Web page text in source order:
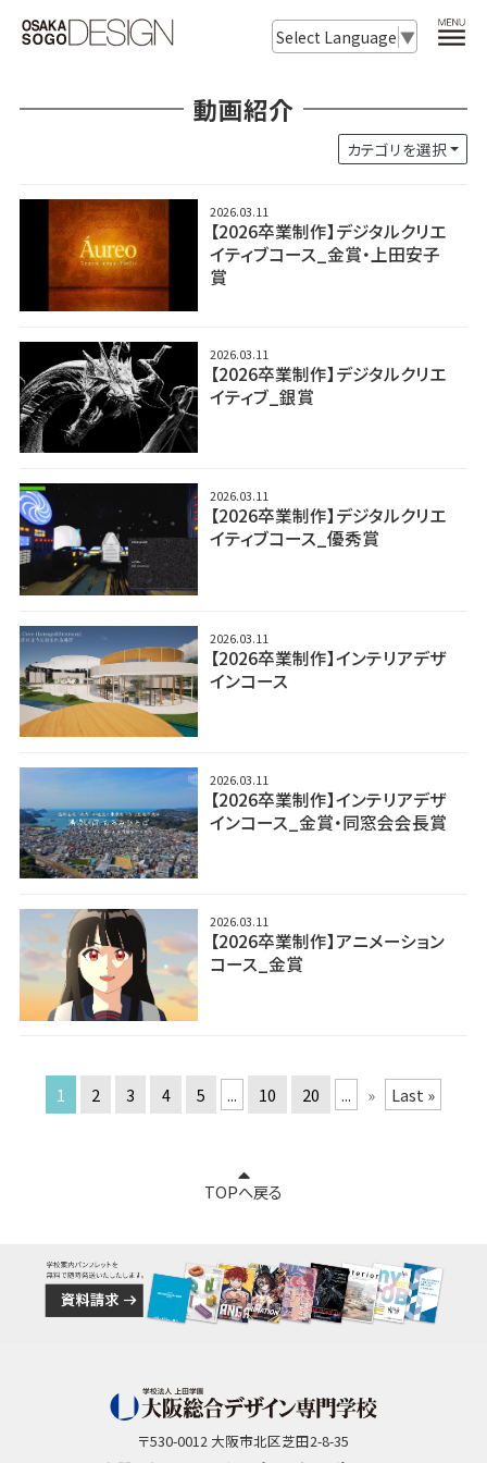
Select Language ▼
動画紹介
カテゴリを選択
2026.03.11
【2026卒業制作】デジタルクリエ
イティブコース_金賞・上田安子
賞
2026.03.11
【2026卒業制作】デジタルクリエ
イティブ_銀賞
2026.03.11
【2026卒業制作】デジタルクリエ
イティブコース_優秀賞
2026.03.11
【2026卒業制作】インテリアデザ
インコース
2026.03.11
【2026卒業制作】インテリアデザ
インコース_金賞・同窓会会長賞
2026.03.11
【2026卒業制作】アニメーション
コース_金賞
1 2 3 4 5 ... 10 20 ... » Last »
TOPへ戻る
〒530-0012 大阪市北区芝田2-8-35